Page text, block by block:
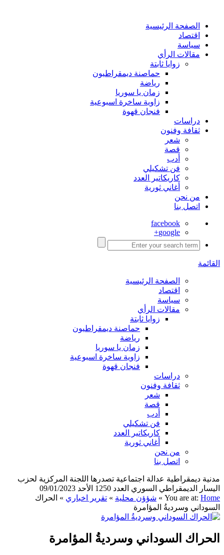
الصفحة الرئيسية
اقتصاد
سياسة
مقالات الرأي
زوايا ثابتة
حماصنة ديمقراطيون
رياضة
زمان يا سوريا
زاوية ساخرة اسبوعية
فنجان قهوة
دراسات
ثقافة وفنون
شعر
قصة
أدب
فن تشكيلي
كاريكاتير العدد
أغاني ثورية
من نحن
اتصل بنا
facebook
google+
القائمة
الصفحة الرئيسية
اقتصاد
سياسة
مقالات الرأي
زوايا ثابتة
حماصنة ديمقراطيون
رياضة
زمان يا سوريا
زاوية ساخرة اسبوعية
فنجان قهوة
دراسات
ثقافة وفنون
شعر
قصة
أدب
فن تشكيلي
كاريكاتير العدد
أغاني ثورية
من نحن
اتصل بنا
مدنية ديمقراطية عدالة اجتماعية تصدرها اللجنة المركزية لحزب
اليسار الديمقراطي السوري العدد 1250 الأحد 09/01/2023
You are at: Home
» شؤؤن محلية » تقرير اخباري » الحراك
السوداني وسرديةُ المؤامرة
الحراك السوداني وسرديةُ المؤامرة